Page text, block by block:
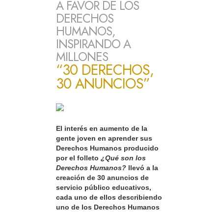
A FAVOR DE LOS
DERECHOS
HUMANOS,
INSPIRANDO A
MILLONES
“30 DERECHOS,
30 ANUNCIOS”
El interés en aumento de la
gente joven en aprender sus
Derechos Humanos producido
por el folleto ¿Qué son los
Derechos Humanos? llevó a la
creación de 30 anuncios de
servicio público educativos,
cada uno de ellos describiendo
uno de los Derechos Humanos